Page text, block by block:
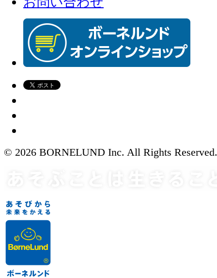
© 2026 BORNELUND Inc. All Rights Reserved.